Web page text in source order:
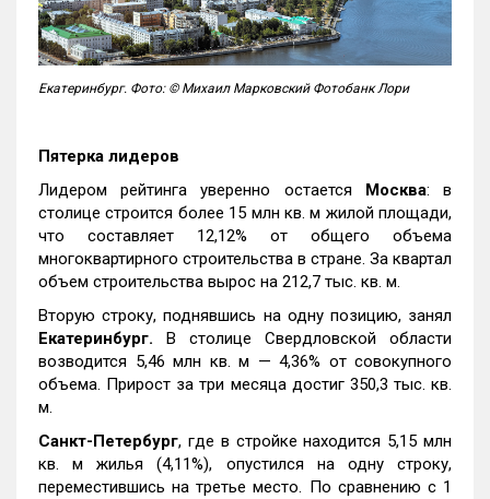
Екатеринбург. Фото: © Михаил Марковский Фотобанк Лори
Пятерка лидеров
Лидером рейтинга уверенно остается
Москва: в
столице строится более 15 млн кв. м жилой площади,
что составляет 12,12% от общего объема
многоквартирного строительства в стране. За квартал
объем строительства вырос на 212,7 тыс. кв. м.
Вторую строку, поднявшись на одну позицию, занял
Екатеринбург.
В столице Свердловской области
возводится 5,46 млн кв. м — 4,36% от совокупного
объема. Прирост за три месяца достиг 350,3 тыс. кв.
м.
Санкт-Петербург, где в стройке находится 5,15 млн
кв. м жилья (4,11%), опустился на одну строку,
переместившись на третье место. По сравнению с 1